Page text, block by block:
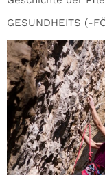
GESUNDHEITS (-